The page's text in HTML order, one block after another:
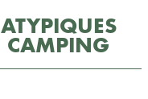
CAMPING